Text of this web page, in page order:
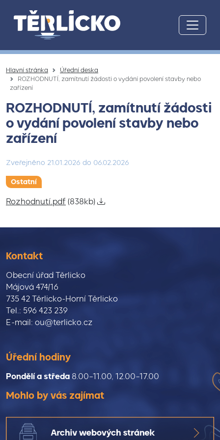
Hlavní stránka
Úřední deska
ROZHODNUTÍ, zamítnutí žádosti o vydání povolení stavby nebo
zařízení
ROZHODNUTÍ, zamítnutí žádosti
o vydání povolení stavby nebo
zařízení
Zveřejněno 21.01.2026 do 06.02.2026
Ostatní
Rozhodnutí.pdf (838kb)
Kontakt
Obecní úřad Těrlicko
Májová 474/16
735 42 Těrlicko-Horní Těrlicko
Tel.: 596 423 239
E-mail: ou@terlicko.cz
Úřední hodiny
Pondělí a středa 8.00–11.00, 12.00–17.00
Mohlo by vás zajímat